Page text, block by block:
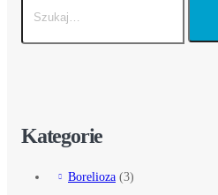
Kategorie
Borelioza (3)